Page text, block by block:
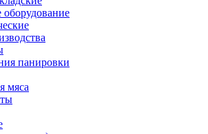
оборудование
панировки
мяса